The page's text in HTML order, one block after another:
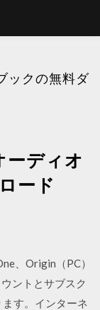
ックの無料ダ
ーディオ
ード
、Origin（PC）
ントとサブスク
す。インターネ